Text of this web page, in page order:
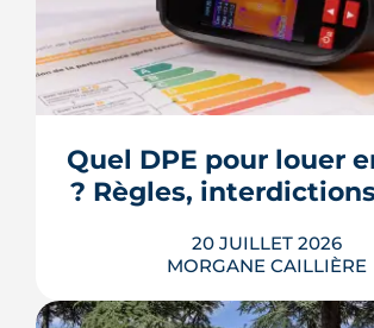
Écoles, base de loisirs,
projets urbains et prix au m2
3e ville de Haute-Garonne.
LIRE L'ARTICLE
Quel DPE pour louer
? Règles,
20 JUILLET 2026
MORGANE CAILLIÈRE